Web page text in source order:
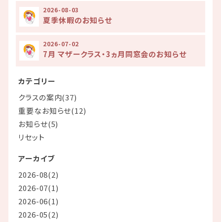
2026-08-03
夏季休暇のお知らせ
2026-07-02
7月 マザークラス・3ヵ月同窓会のお知らせ
カテゴリー
クラスの案内(37)
重要なお知らせ(12)
お知らせ(5)
リセット
アーカイブ
2026-08(2)
2026-07(1)
2026-06(1)
2026-05(2)